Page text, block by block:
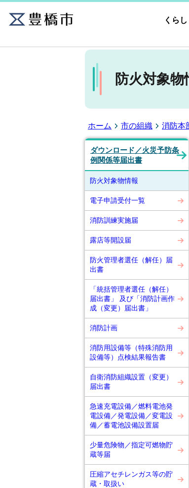
くらし
防火対象物
ホーム 市の組織 消防本
ダウンロード／火災予防条
例関係等届出書
防火対象物情報
電子申請受付一覧
消防訓練実施届
露店等開設届
防火管理者選任（解任）届
出書
「統括管理者選任（解任）
届出書」 及び「消防計画作
成（変更）届出書」
消防計画
消防用設備等（特殊消防用
設備等）点検結果報告書
自衛消防組織設置（変更）
届出書
急速充電設備／燃料電池発
電設備／発電設備／変電設
備／蓄電池設備設置届
少量危険物／指定可燃物貯
蔵等届
圧縮アセチレンガス等の貯
蔵・取扱い